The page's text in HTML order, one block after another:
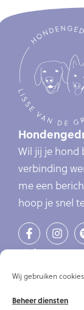
Wij gebruiken
Beheer diensten
Wil jij je hond
verbinding
me een
hoop je snel
Links
Online cursus
Online